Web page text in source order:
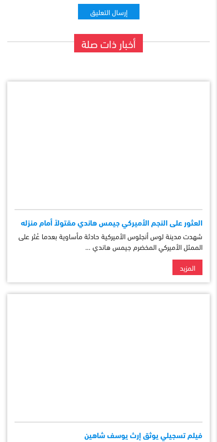
أخبار ذات صلة
العثور على النجم الأميركي جيمس هاندي مقتولاً أمام منزله
شهدت مدينة لوس أنجلوس الأميركية حادثة مأساوية بعدما عُثر على
الممثل الأميركي المخضرم جيمس هاندي …
المزيد
فيلم تسجيلي يوثق إرث يوسف شاهين